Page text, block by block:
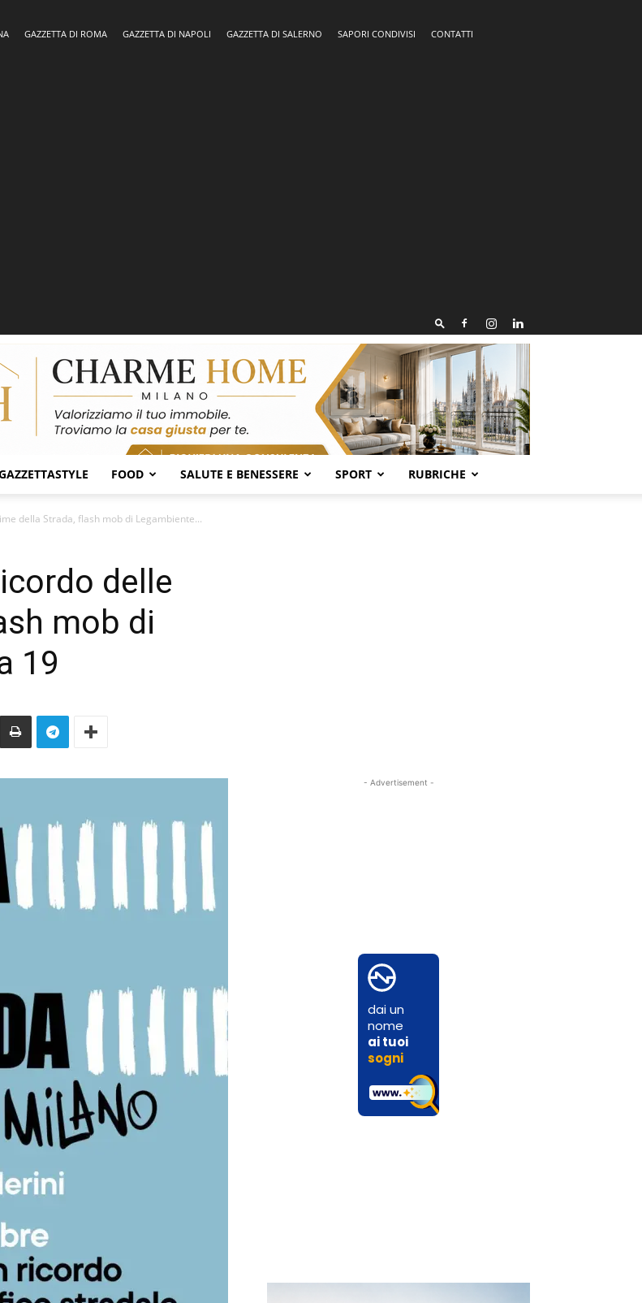
GAZZETTA DI ROMA GAZZETTA DI NAPOLI GAZZETTA DI SALERNO SAPORI CONDIVISI
CONTATTI
FOOD SALUTE E BENESSERE SPORT RUBRICHE
della Strada, flash mob di Legambiente...
delle
mob di
19
- Advertisement -